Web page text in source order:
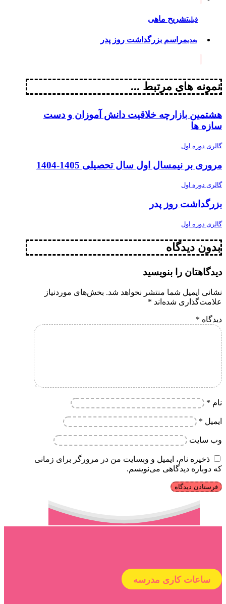
قبلیتشریح ماهی
بعدیمراسم بزرگداشت روز پدر
نمونه های مرتبط ...
هشتمین بازارچه خلاقیت دانش آموزان و دست
سازه ها
گالری دوره اول
مروری بر نیمسال اول سال تحصیلی 1405-1404
گالری دوره اول
بزرگداشت روز پدر
گالری دوره اول
بدون دیدگاه
دیدگاهتان را بنویسید
نشانی ایمیل شما منتشر نخواهد شد. بخش‌های موردنیاز
علامت‌گذاری شده‌اند *
دیدگاه *
نام *
ایمیل *
وب‌ سایت
ذخیره نام، ایمیل و وبسایت من در مرورگر برای زمانی
که دوباره دیدگاهی می‌نویسم.
ساعات کاری مدرسه